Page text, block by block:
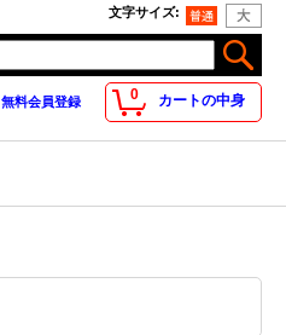
文字サイズ:
0 カートの中身
無料会員登録